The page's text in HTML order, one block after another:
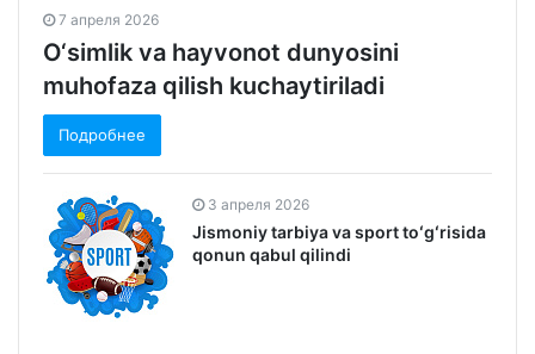
7 апреля 2026
O‘simlik va hayvonot dunyosini
muhofaza qilish kuchaytiriladi
Подробнее
3 апреля 2026
Jismoniy tarbiya va sport toʻgʻrisida
qonun qabul qilindi